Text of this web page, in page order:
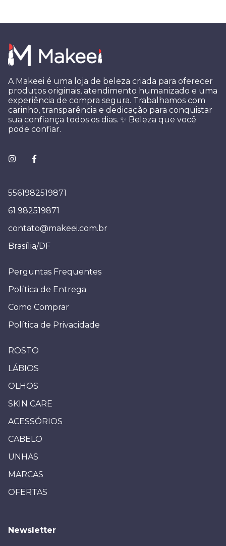
A Makeei é uma loja de beleza criada para oferecer
produtos originais, atendimento humanizado e uma
experiência de compra segura. Trabalhamos com
carinho, transparência e dedicação para conquistar
sua confiança todos os dias. ✨ Beleza que você
pode confiar.
5561982519871
61 982519871
contato@makeei.com.br
Brasília/DF
Perguntas Frequentes
Política de Entrega
Como Comprar
Política de Privacidade
ROSTO
LÁBIOS
OLHOS
SKIN CARE
ACESSÓRIOS
CABELO
UNHAS
MARCAS
OFERTAS
Newsletter